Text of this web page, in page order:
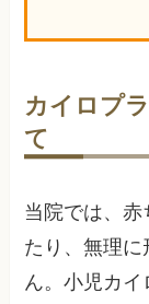
カイロプ
て
当院では、赤
たり、無理
ん。小児カイ